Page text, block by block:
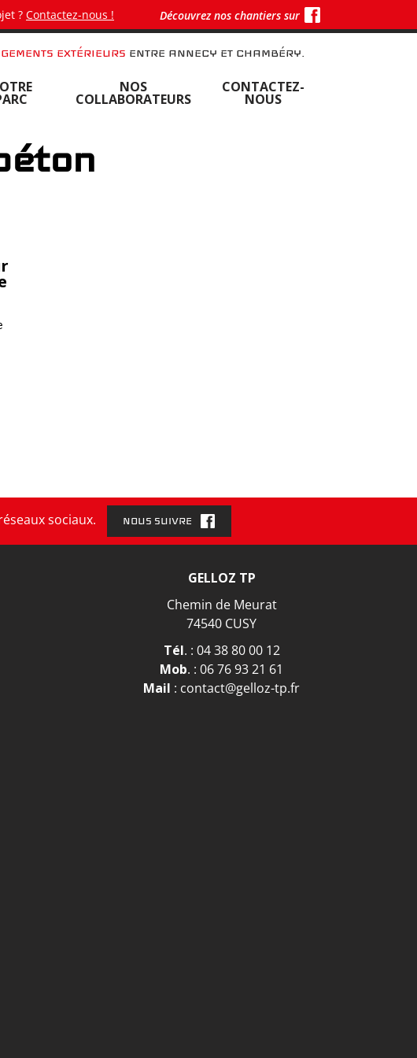
? Contactez-nous ! Découvrez nos chantiers sur
EXTÉRIEURS ENTRE ANNECY ET CHAMBÉRY.
NOS
COLLABORATEURS
CONTACTEZ-
NOUS
sociaux. NOUS SUIVRE
GELLOZ TP
Chemin de Meurat
74540 CUSY
Tél. : 04 38 80 00 12
Mob. :06 76 93 21 61
Mail : contact@gelloz-tp.fr